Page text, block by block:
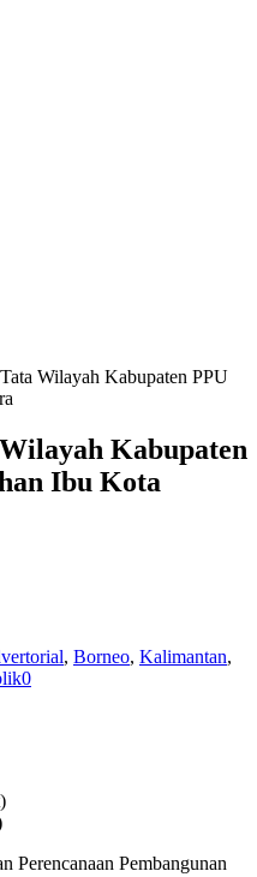
Wilayah Kabupaten PPU
Kabupaten
Ibu Kota
, Borneo, Kalimantan,
0
Perencanaan Pembangunan